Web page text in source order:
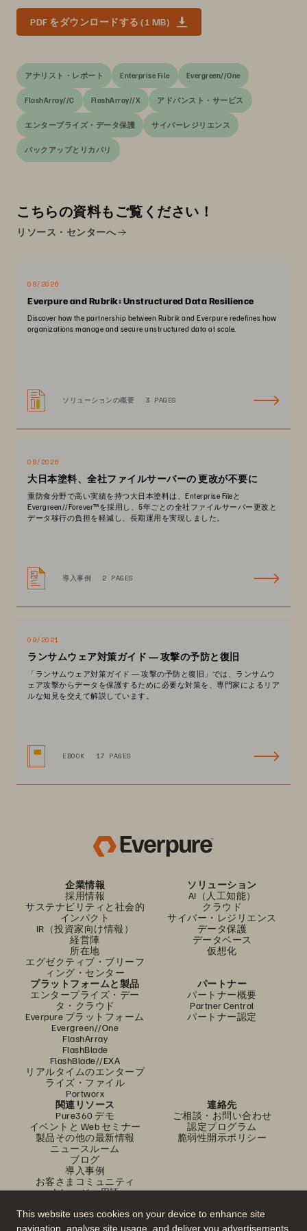
This website uses cookies on your device to enhance site
navigation, analyse site usage, and deliver you advertisements
PDF をダウンロードする (1 MB)
アナリスト・レポート Enterprise File Evergreen//One
FlashArray//C FlashArray//X アドバンスト・サービス
エンタープライズ・データ保護 サイバーレジリエンス
バックアップとリカバリ
こちらの資料もご覧ください！
リソース・センターへ
08/2026
Everpure and Rubrik: Unstructured Data Resilience
Discover how the partnership between Rubrik and Everpure redefines how
organizations manage and secure unstructured data at scale.
ソリューションの概要 3 PAGES
08/2026
大日本塗料、全社ファイルサーバーの 更改が不要に
重防食分野で高い実績を持つ大日本塗料は、Enterprise Fileと
Evergreen//Forever™を採用し、5年ごとの全社ファイルサーバー更改と
データ移行の負担を軽減し、長期運用を実現しました。
導入事例 2 PAGES
09/2021
ランサムウェア対策ガイド ― 攻撃の予防と復旧
「ランサムウェア対策ガイド ― 攻撃の予防と復旧」では、ランサムウ
ェア攻撃からデータを保護するために必要な対策を、専門家によるリア
ルな知見を交えて解説しています。
EBOOK 17 PAGES
企業情報
採用情報
サステナビリティと社会的
インパクト
IR（投資家向け情報）
経営陣
所在地
エグゼクティブ・ブリーフ
ィング・センター
ソリューション
AI（人工知能）
クラウド
サイバー・レジリエンス
データ保護
データベース
仮想化
プラットフォームと製品
エンタープライズ・デー
タ・クラウド
Everpure プラットフォーム
Evergreen//One
FlashArray
FlashBlade
FlashBlade//EXA
リアルタイムのエンタープ
ライズ・ファイル
Portworx
パートナー
パートナー概要
Partner Central
パートナー認定
関連リソース
Pure360 デモ
イベントと Web セミナー
製品その他の最新情報
ニュースルーム
ブログ
導入事例
お客さまコミュニティ
ナレッジ・用語
連絡先
ご相談・お問い合わせ
認定プログラム
脆弱性開示ポリシー